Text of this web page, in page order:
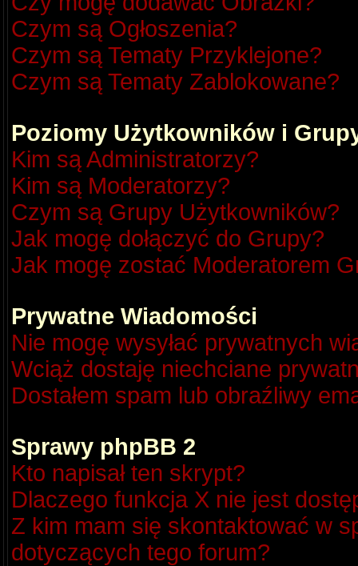
Czym są Ogłoszenia?
Czym są Tematy Przyklejone?
Czym są Tematy Zablokowane?
Poziomy Użytkowników i
Kim są Administratorzy?
Kim są Moderatorzy?
Czym są Grupy Użytkowników?
Jak mogę dołączyć do Grupy?
Jak mogę zostać Moderatorem
Prywatne Wiadomości
Nie mogę wysyłać prywatnych
Wciąż dostaję niechciane
Dostałem spam lub obraźliwy
Sprawy phpBB 2
Kto napisał ten skrypt?
Dlaczego funkcja X nie jest
Z kim mam się skontaktować w
dotyczących tego forum?